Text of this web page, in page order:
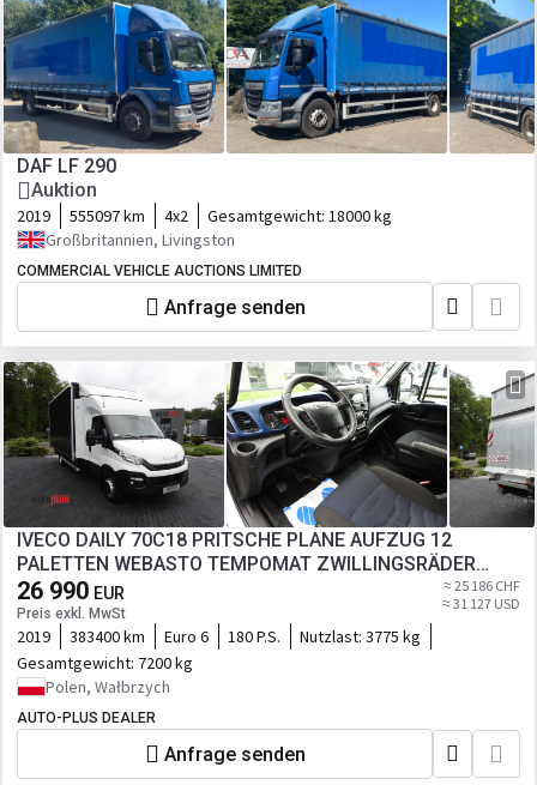
DAF LF 290
Auktion
2019 555097 km 4x2 Gesamtgewicht: 18000 kg
Großbritannien, Livingston
COMMERCIAL VEHICLE AUCTIONS LIMITED
Anfrage senden
IVECO DAILY 70C18 PRITSCHE PLANE AUFZUG 12
PALETTEN WEBASTO TEMPOMAT ZWILLINGSRÄDER
26 990 EUR
Preis exkl. MwSt
≈ 25 186 CHF
≈ 31 127 USD
2019 383400 km Euro 6 180 P.S. Nutzlast: 3775 kg
Gesamtgewicht: 7200 kg
Polen, Wałbrzych
AUTO-PLUS DEALER
Anfrage senden